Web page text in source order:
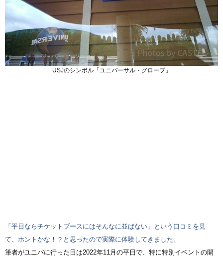
USJのシンボル「ユニバーサル・グローブ」
「平日ならチケットブースにはそんなに並ばない」という口コミを見
て、ホントかな！？と思ったので実際に体験してきました。
筆者がユニバに行った日は2022年11月の平日で、特に特別イベントの開